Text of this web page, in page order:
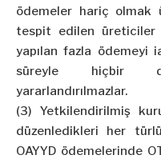
ödemeler hariç olmak
tespit edilen üreticiler
yapılan fazla ödemeyi
süreyle hiçbir
yararlandırılmazlar.
(3) Yetkilendirilmiş
düzenledikleri her
OAYYD ödemelerinde